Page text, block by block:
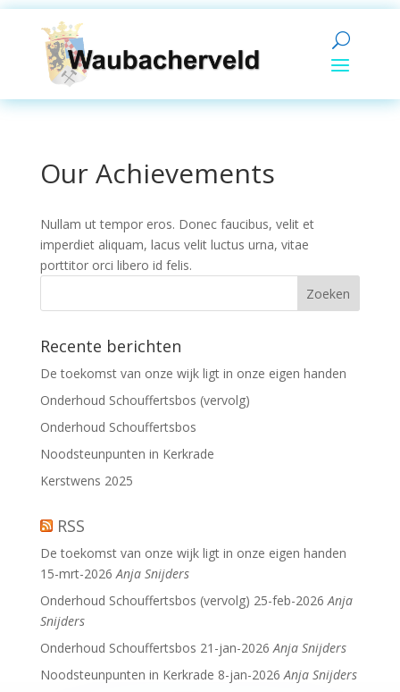
Our Achievements
Nullam ut tempor eros. Donec faucibus, velit et
imperdiet aliquam, lacus velit luctus urna, vitae
porttitor orci libero id felis.
Recente berichten
De toekomst van onze wijk ligt in onze eigen handen
Onderhoud Schouffertsbos (vervolg)
Onderhoud Schouffertsbos
Noodsteunpunten in Kerkrade
Kerstwens 2025
RSS
De toekomst van onze wijk ligt in onze eigen handen
15-mrt-2026 Anja Snijders
Onderhoud Schouffertsbos (vervolg) 25-feb-2026 Anja
Snijders
Onderhoud Schouffertsbos 21-jan-2026 Anja Snijders
Noodsteunpunten in Kerkrade 8-jan-2026 Anja Snijders